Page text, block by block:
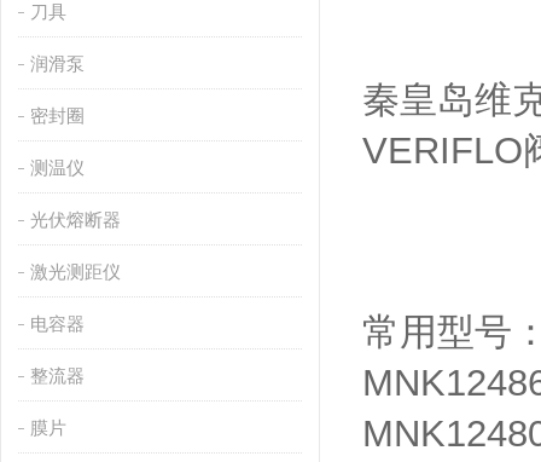
刀具
润滑泵
密封圈
测温仪
光伏熔断器
激光测距仪
电容器
整流器
膜片
秦皇岛维
VERIFLO
常用型号